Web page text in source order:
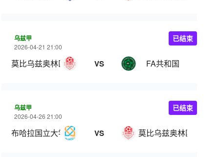
乌兹甲
2026-04-21 21:00
莫比乌兹奥林匹克 VS FA共和国
已结束
乌兹甲
2026-04-26 21:00
布哈拉国立大学 VS 莫比乌兹奥林匹克
已结束